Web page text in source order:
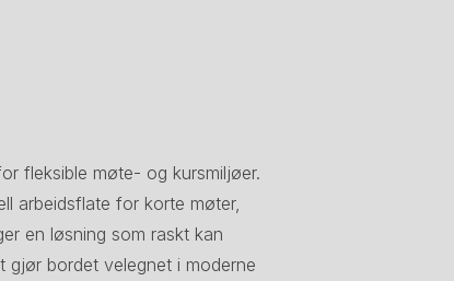
fleksible møte- og kursmiljøer.
arbeidsflate for korte møter,
en løsning som raskt kan
bordet velegnet i moderne